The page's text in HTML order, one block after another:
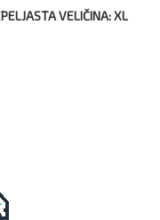
VELIČINA: XL